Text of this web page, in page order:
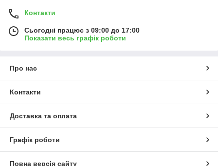
Контакти
Сьогодні працює з 09:00 до 17:00
Показати весь графік роботи
Про нас
Контакти
Доставка та оплата
Графік роботи
Повна версія сайту